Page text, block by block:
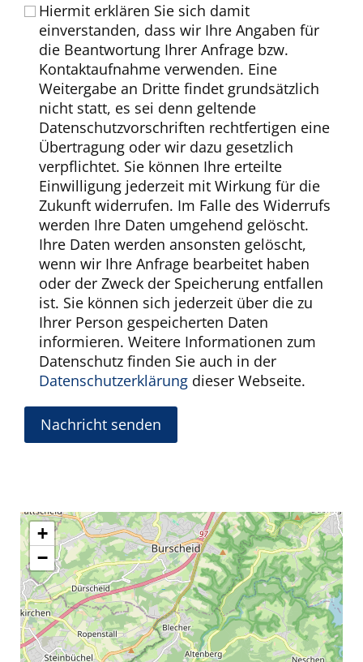
Hiermit erklären Sie sich damit
einverstanden, dass wir Ihre Angaben für
die Beantwortung Ihrer Anfrage bzw.
Kontaktaufnahme verwenden. Eine
Weitergabe an Dritte findet grundsätzlich
nicht statt, es sei denn geltende
Datenschutzvorschriften rechtfertigen eine
Übertragung oder wir dazu gesetzlich
verpflichtet. Sie können Ihre erteilte
Einwilligung jederzeit mit Wirkung für die
Zukunft widerrufen. Im Falle des Widerrufs
werden Ihre Daten umgehend gelöscht.
Ihre Daten werden ansonsten gelöscht,
wenn wir Ihre Anfrage bearbeitet haben
oder der Zweck der Speicherung entfallen
ist. Sie können sich jederzeit über die zu
Ihrer Person gespeicherten Daten
informieren. Weitere Informationen zum
Datenschutz finden Sie auch in der
Datenschutzerklärung dieser Webseite.
Nachricht senden
+
−